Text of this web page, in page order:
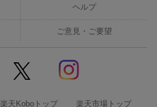
ヘルプ
ご意見・ご要望
楽天Koboトップ 楽天市場トップ